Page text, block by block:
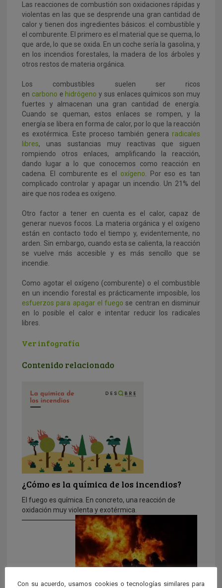
Las reacciones de combustión son oxidaciones rápidas y
violentas en las que se desprende una gran cantidad de
calor y tienen dos ingredientes básicos: el combustible y
el comburente. El primero es el material que se quema, lo
que arde, lo que se oxida. En un coche sería la gasolina, y
en los incendios forestales, la madera de los árboles y
otros restos de materia orgánica.
Los combustibles suelen ser ricos
en carbono e hidrógeno y sus enlaces químicos son muy
fuertes y almacenan una gran cantidad de energía.
Cuando se queman, estos enlaces se rompen, y la
energía se libera en forma de calor, por lo que la reacción
es exotérmica. Este proceso también genera radicales
libres, unas sustancias muy reactivas que siguen
rompiendo otros enlaces, amplificando la reacción,
dando lugar a lo que conocemos como reacción en
cadena. El comburente es el oxígeno . Por eso es tan
complicado controlar y apagar un incendio. Un 21% del
aire que nos rodea es oxígeno.
Otro factor a tener en cuenta es el calor, capaz de
generar nuevos focos. La materia orgánica y el oxígeno
están en contacto todo el tiempo y, evidentemente, no
arden. Sin embargo, cuando esta se calienta, la reacción
se vuelve más accesible y es más sencillo que se
incendie.
Como agotar el oxígeno (comburente) o el combustible
en un incendio forestal es prácticamente imposible, los
esfuerzos para apagar el fuego se centran en disminuir
en lo posible el calor e intentar reducir los radicales
libres.
Ver infografía
Contenido relacionado
¿Cómo es la química de los incendios?
El fuego es química. En concreto, una reacción de
oxidación muy violenta y exotérmica.
Con su acuerdo, usamos cookies o tecnologías similares para